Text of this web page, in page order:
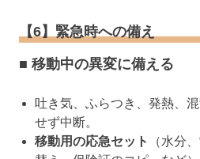
【6】緊急時への備え
■ 移動中の異変に備える
吐き気、ふらつき、発熱、
せず中断。
移動用の応急セット
（水分